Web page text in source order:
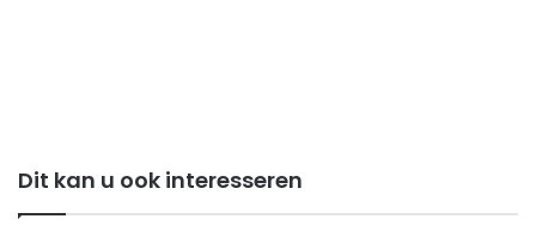
Dit kan u ook interesseren